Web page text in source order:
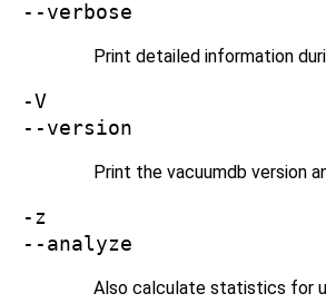
--verbose
Print detailed information
-V
--version
Print the vacuumdb version
-z
--analyze
Also calculate statistics for